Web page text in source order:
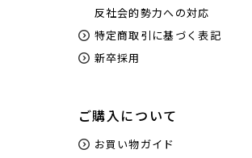
反社会的勢力への対応
特定商取引に基づく表記
新卒採用
ご購入について
お買い物ガイド